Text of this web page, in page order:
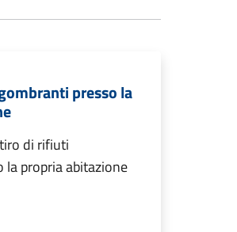
presso la
di rifiuti
la propria abitazione